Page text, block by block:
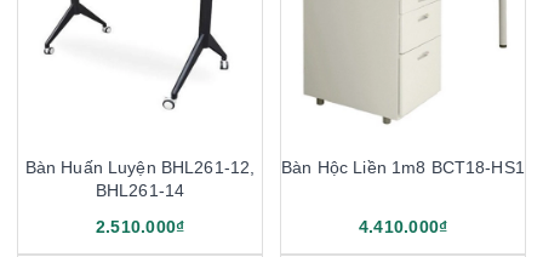
Bàn Huấn Luyện BHL261-12,
BHL261-14
2.510.000₫
Bàn Hộc Liền 1m8 BCT18-HS1
4.410.000₫